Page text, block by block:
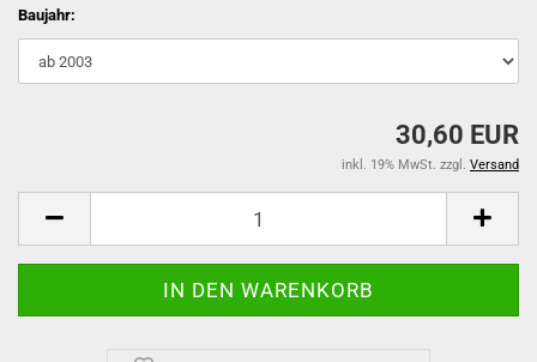
Baujahr:
30,60 EUR
inkl. 19% MwSt. zzgl. Versand